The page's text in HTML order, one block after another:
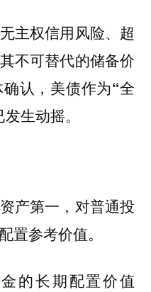
主权信用风险、超
不可替代的储备价
认， 美债作为“全
生动摇。
产第一，对普通投
置参考价值。
的长期配置价值